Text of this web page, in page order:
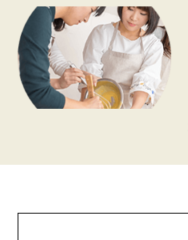
機関運営
消費者
福祉
陽だまり
2012年
2011年